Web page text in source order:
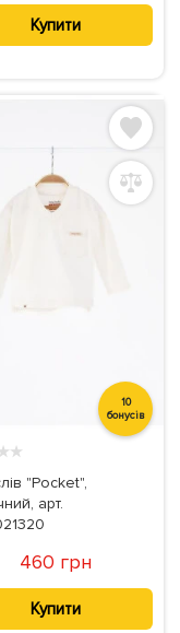
Купити
10
бонусів
★
"Pocket",
арт.
460 грн
Купити